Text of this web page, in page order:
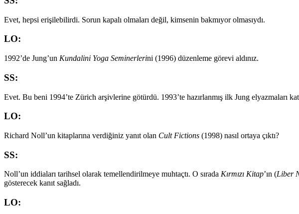
Evet, hepsi erişilebilirdi. Sorun kapalı olmaları değil, kimsenin bakmıyor olmasıydı.
LO:
1992’de Jung’un Kundalini Yoga Seminerlerini (1996) düzenleme görevi aldınız.
SS:
Evet. Bu beni 1994’te Zürich arşivlerine götürdü. 1993’te hazırlanmış ilk Jung elyazmaları
LO:
Richard Noll’un kitaplarına verdiğiniz yanıt olan Cult Fictions (1998) nasıl ortaya çıktı?
SS:
Noll’un iddiaları tarihsel olarak temellendirilmeye muhtaçtı. O sırada Kırmızı Kitap’ın (Liber
gösterecek kanıt sağladı.
LO: